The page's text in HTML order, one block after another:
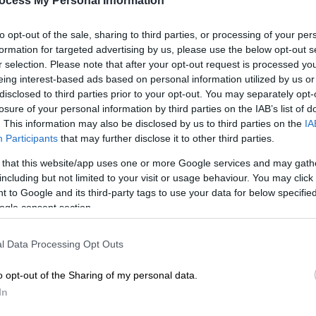
opt-out of the sale, sharing to third parties, or processing of your
for targeted advertising by us, please use the below opt-out
selection. Please note that after your opt-out request is processed
interest-based ads based on personal information utilized by us
to third parties prior to your opt-out. You may separately
of your personal information by third parties on the IAB’s list of
This information may also be disclosed by us to third parties on the
Participants that may further disclose it to other third parties.
that this website/app uses one or more Google services and may
but not limited to your visit or usage behaviour. You may
to Google and its third-party tags to use your data for below
consent section.
Data Processing Opt Outs
opt-out of the Sharing of my personal data.
το Proson πως οι προσλήψεις
γραπτό διαγωνισμό, ενώ θα μπορούν
εκπαίδευσης, ( ΠΕ, ΤΕ, ΔΕ και ΥΕ),
πρόσθετα προσόντα που θα ζητούνται.
θα προέλθουν από τους επιτυχόντες του
ότι αυτές οι80 θέσειςέχουν εγκριθεί
Εσωτερικών και δεν
και ΤΕπου έχουν εγκριθεί για το 2023.
Εθνικές Βιβλιοθήκες, στουπουργείο
Πανεπιστήμια,